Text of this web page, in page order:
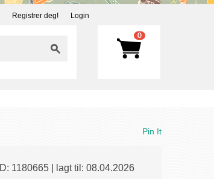
Registrer deg! Login
0
Pin It
ID: 1180665 | lagt til: 08.04.2026